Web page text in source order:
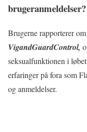
brugeranmeldelser?
Brugerne rapporterer
VigandGuardControl,
seksualfunktionen i
erfaringer på fora som
og anmeldelser.